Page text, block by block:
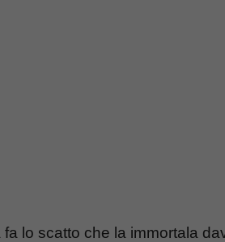
lo scatto che la immortala